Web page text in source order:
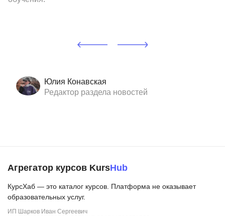
Юлия Конавская
Редактор раздела новостей
Агрегатор курсов KursHub
КурсХаб — это каталог курсов. Платформа не оказывает
образовательных услуг.
ИП Шарков Иван Сергеевич